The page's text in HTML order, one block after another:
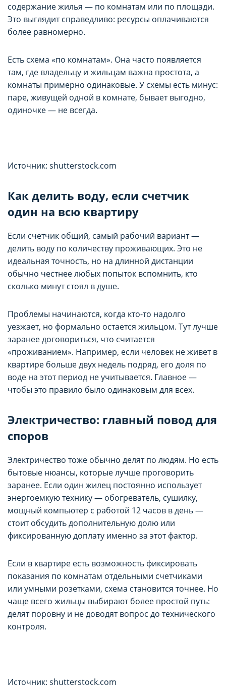
содержание жилья — по комнатам или по площади.
Это выглядит справедливо: ресурсы оплачиваются
более равномерно.
Есть схема «по комнатам». Она часто появляется
там, где владельцу и жильцам важна простота, а
комнаты примерно одинаковые. У схемы есть минус:
паре, живущей одной в комнате, бывает выгодно,
одиночке — не всегда.
Источник: shutterstock.com
Как делить воду, если счетчик
один на всю квартиру
Если счетчик общий, самый рабочий вариант —
делить воду по количеству проживающих. Это не
идеальная точность, но на длинной дистанции
обычно честнее любых попыток вспомнить, кто
сколько минут стоял в душе.
Проблемы начинаются, когда кто-то надолго
уезжает, но формально остается жильцом. Тут лучше
заранее договориться, что считается
«проживанием». Например, если человек не живет в
квартире больше двух недель подряд, его доля по
воде на этот период не учитывается. Главное —
чтобы это правило было одинаковым для всех.
Электричество: главный повод для
споров
Электричество тоже обычно делят по людям. Но есть
бытовые нюансы, которые лучше проговорить
заранее. Если один жилец постоянно использует
энергоемкую технику — обогреватель, сушилку,
мощный компьютер с работой 12 часов в день —
стоит обсудить дополнительную долю или
фиксированную доплату именно за этот фактор.
Если в квартире есть возможность фиксировать
показания по комнатам отдельными счетчиками
или умными розетками, схема становится точнее. Но
чаще всего жильцы выбирают более простой путь:
делят поровну и не доводят вопрос до технического
контроля.
Источник: shutterstock.com
НАСТРОЙТЕ ПАРАМЕТРЫ
ИСПОЛЬЗОВАНИЯ ФАЙЛОВ
COOKIE
НАСТРОЙТЕ ПАРАМЕТРЫ
ИСПОЛЬЗОВАНИЯ ФАЙЛОВ
COOKIE